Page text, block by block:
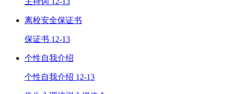
离校安全保证书
保证书 12-13
个性自我介绍
个性自我介绍 12-13